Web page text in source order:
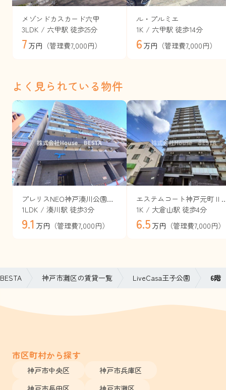
メゾンドカスカード六甲
3LDK / 六甲駅 徒歩25分
7 万円 （管理費7,000円）
ル・プルミエ
1K / 六甲駅 徒歩14分
6 万円 （管理費7,000円）
よく見られている物件
プレリスNEO神戸湊川公園ヴェルト（旧セレニテ神戸西エクラ）
1LDK / 湊川駅 徒歩3分
9.1 万円 （管理費7,000円）
エステムコー
1K / 大倉山駅 徒歩4分
6.5 万円 （管理費7,000円）
神戸市灘区の賃貸一覧 LiveCasa王子公園 6階
市区町村から探す
神戸市中央区
神戸市兵庫区